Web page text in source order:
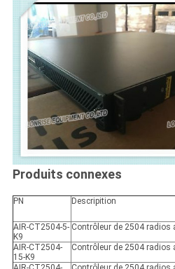
Produits connexes
PN Descripition
AIR-CT2504-5-
K9
Contrôleur de 2504 radios
AIR-CT2504-
15-K9
Contrôleur de 2504 radios